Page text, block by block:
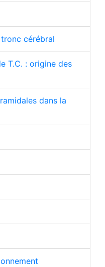
cérébral
T.C. : origine des
dans la